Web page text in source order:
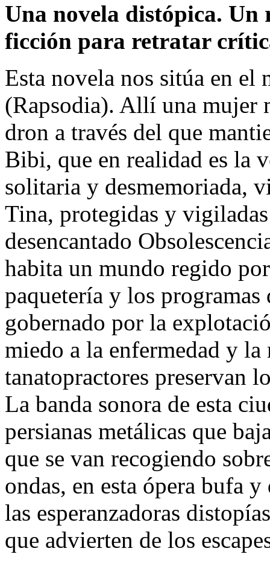
Una novela distópica.
ficción para retratar
Esta novela nos sitúa en
(Rapsodia). Allí una mujer
dron a través del que
Bibi, que en realidad es la
solitaria y desmemoriada,
Tina, protegidas y
desencantado
habita un mundo regido
paquetería y los
gobernado por la
miedo a la enfermedad y la
tanatopractores preservan
La banda sonora de esta
persianas metálicas que
que se van recogiendo
ondas, en esta ópera bufa
las esperanzadoras
que advierten de los